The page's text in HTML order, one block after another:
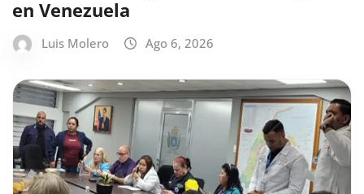
en Venezuela
Luis Molero Ago 6, 2026